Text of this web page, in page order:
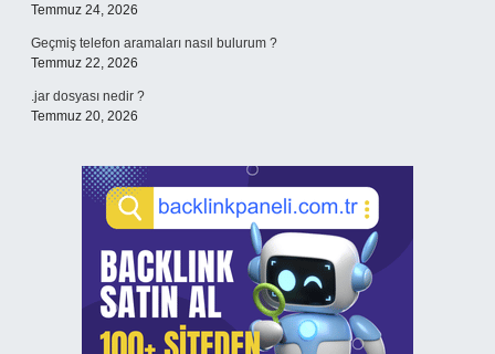
Temmuz 24, 2026
Geçmiş telefon aramaları nasıl bulurum ?
Temmuz 22, 2026
.jar dosyası nedir ?
Temmuz 20, 2026